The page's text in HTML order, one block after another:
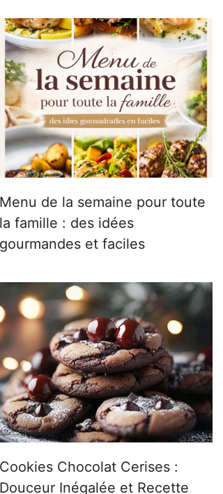
Menu de la semaine pour toute
la famille : des idées
gourmandes et faciles
Cookies Chocolat Cerises :
Douceur Inégalée et Recette